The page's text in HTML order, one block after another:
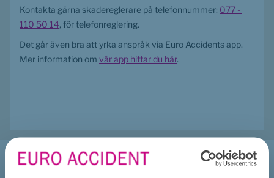
Kontakta gärna skadereglerare på telefonnummer: 077 -
110 50 14, för telefonreglering.
Det går även bra att yrka anspråk via Euro Accidents app.
Mer information om vår app hittar du här.
Jag vill ...